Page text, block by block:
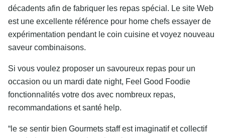
décadents afin de fabriquer les repas spécial. Le site Web
est une excellente référence pour home chefs essayer de
expérimentation pendant le coin cuisine et voyez nouveau
saveur combinaisons.
Si vous voulez proposer un savoureux repas pour un
occasion ou un mardi date night, Feel Good Foodie
fonctionnalités votre dos avec nombreux repas,
recommandations et santé help.
“le se sentir bien Gourmets staff est imaginatif et collectif